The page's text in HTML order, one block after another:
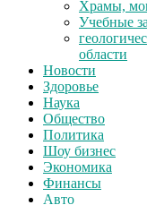
Храмы,
Учебные
области
Новости
Здоровье
Наука
Общество
Политика
Шоу бизнес
Экономика
Финансы
Авто